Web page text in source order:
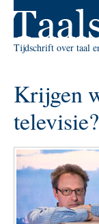
Skip to Navigation
Tijdschrift over taal
Krijgen
televisie?